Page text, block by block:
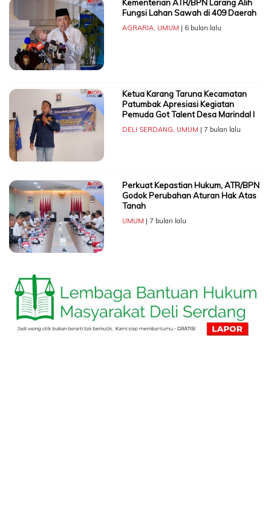
Kementerian ATR/BPN Larang Alih
Fungsi Lahan Sawah di 409 Daerah
AGRARIA, UMUM | 6 bulan lalu
Ketua Karang Taruna Kecamatan
Patumbak Apresiasi Kegiatan
Pemuda Got Talent Desa Marindal I
DELI SERDANG UMUM | 7 bulan lalu
Perkuat Kepastian Hukum, ATR/BPN
Godok Perubahan Aturan Hak Atas
Tanah
UMUM | 7 bulan lalu